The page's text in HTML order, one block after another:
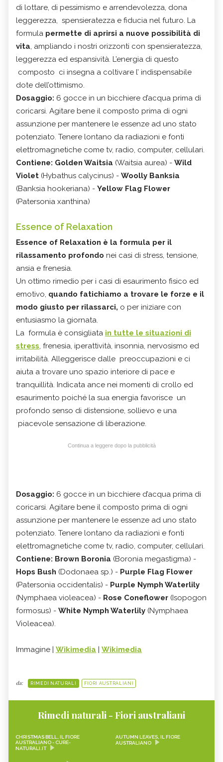
di lottare, di pessimismo e arrendevolezza, dona
leggerezza, spensieratezza e fiducia nel futuro. La
formula permette di aprirsi a nuove possibilità di
vita, ampliando i nostri orizzonti con spensieratezza,
leggerezza ed espansività. L’energia di questo
composto ci insegna a coltivare l’ indispensabile
dote dell’ottimismo.
Dosaggio: 6 gocce in un bicchiere d’acqua prima di
coricarsi. Agitare bene il composto prima di ogni
assunzione per mantenere le essenze ad uno stato
potenziato. Tenere lontano da radiazioni e fonti
elettromagnetiche come tv, radio, computer, cellulari.
Contiene: Golden Waitsia (Waitsia aurea) - Wild
Violet (Hybathus calycinus) - Woolly Banksia
(Banksia hookeriana) - Yellow Flag Flower
(Patersonia xanthina)
Essence of Relaxation
Essence of Relaxation è la formula per il
rilassamento profondo nei casi di stress, tensione,
ansia e frenesia.
Un ottimo rimedio per i casi di esaurimento fisico ed
emotivo, quando fatichiamo a trovare le forze e il
modo giusto per rilassarci, o per iniziare con
entusiasmo la giornata.
La formula è consigliata in tutte le situazioni di
stress, frenesia, iperattività, insonnia, nervosismo ed
irritabilità. Alleggerisce dalle preoccupazioni e ci
aiuta a trovare uno spazio interiore di pace e
tranquillità. Indicata ance nei momenti di crollo ed
esaurimento poiché la sua energia favorisce un
profondo senso di distensione, sollievo e una
piacevole sensazione di liberazione.
Continua a leggere dopo la pubblicità
Dosaggio: 6 gocce in un bicchiere d’acqua prima di
coricarsi. Agitare bene il composto prima di ogni
assunzione per mantenere le essenze ad uno stato
potenziato. Tenere lontano da radiazioni e fonti
elettromagnetiche come tv, radio, computer, cellulari.
Contiene: Brown Boronia (Boronia megastigma) -
Hops Bush (Dodonaea sp.) - Purple Flag Flower
(Patersonia occidentalis) - Purple Nymph Waterlily
(Nymphaea violeacea) - Rose Coneflower (Isopogon
formosus) - White Nymph Waterlily (Nymphaea
Violeacea).
Immagine | Wikimedia Wikimedia
da: RIMEDI NATURALI FIORI AUSTRALIANI
Rimedi naturali - Fiori australiani
CHRISTMAS BELL, IL FIORE
AUSTRALIANO - CURE-
NATURALI.IT
AUTUMN LEAVES, IL FIORE
AUSTRALIANO